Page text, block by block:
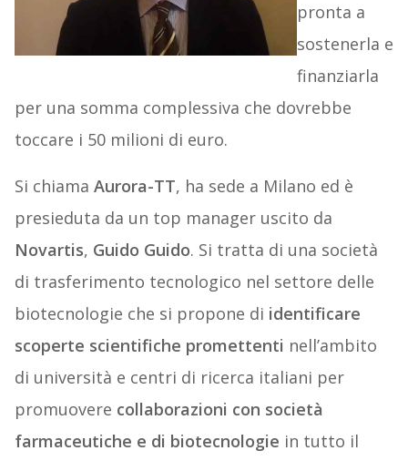
pronta a
sostenerla e
finanziarla
per una somma complessiva che dovrebbe
toccare i 50 milioni di euro.
Si chiama Aurora-TT, ha sede a Milano ed è
presieduta da un top manager uscito da
Novartis, Guido Guido. Si tratta di una società
di trasferimento tecnologico nel settore delle
biotecnologie che si propone di identificare
scoperte scientifiche promettenti nell’ambito
di università e centri di ricerca italiani per
promuovere collaborazioni con società
farmaceutiche e di biotecnologie in tutto il